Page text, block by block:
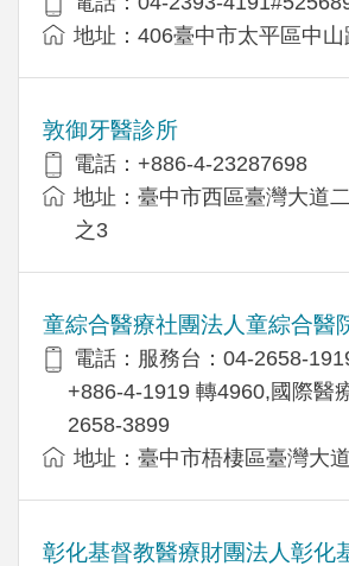
地址：406臺中市太平區中
敦御牙醫診所
電話：+886-4-23287698
地址：臺中市西區臺灣大道
之3
童綜合醫療社團法人童綜合醫
電話：服務台：04-2658-
+886-4-1919 轉4960,國際醫
2658-3899
地址：臺中市梧棲區臺灣大
彰化基督教醫療財團法人彰化